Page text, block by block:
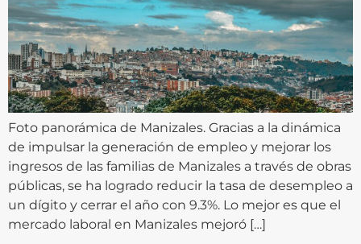
Foto panorámica de Manizales. Gracias a la dinámica
de impulsar la generación de empleo y mejorar los
ingresos de las familias de Manizales a través de obras
públicas, se ha logrado reducir la tasa de desempleo a
un dígito y cerrar el año con 9.3%. Lo mejor es que el
mercado laboral en Manizales mejoró […]